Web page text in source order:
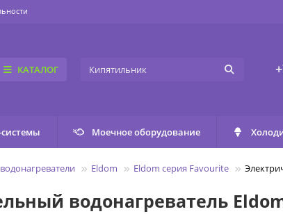
КАТАЛОГ
Моечное оборудование
Eldom Eldom серия Favourite
водонагреватель